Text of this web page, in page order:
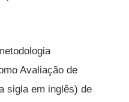
Avaliação de
sigla em inglês) de